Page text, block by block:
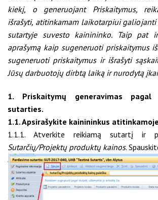
kiekį, o generuojant Priskaitymus,
išrašyti, atitinkamam laikotarpiui galiojanti
sutartyje suvesto kainininko. Taip pat
aprašymą kaip sugeneruoti priskaitymus
sugeneruoti priskaitymus ir išrašyti
Jūsų darbuotojų dirbtą laiką ir nurodytą
1. Priskaitymų generavimas pagal
sutarties.
1.1. Apsirašykite kainininkus atitinkamoje
1.1.1. Atverkite reikiamą sutartį ir
Sutarčių/Projektų produktų kainos.